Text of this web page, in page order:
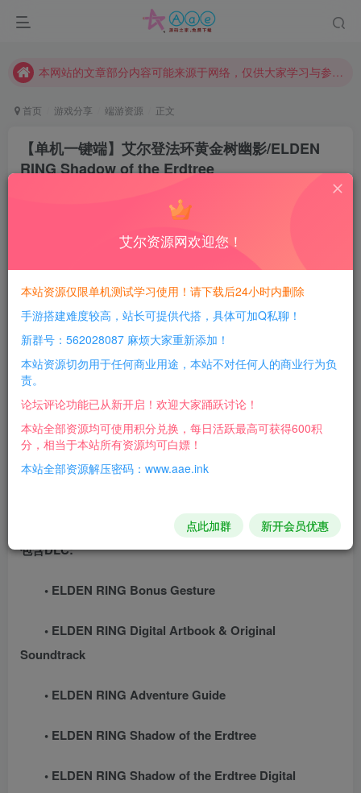
请勿相信任何评论区广告！以免上当受骗！
本站评论功能已从新开启！欢迎大家踊跃讨论！（用户每日活跃可得积分数量增加至600，加速获得更多免费资源！）
现在赞助会员享受专属折扣，详情点击此条公告。
首页 游戏分享 端游资源 正文
【单机一键端】艾尔登法环黄金树幽影/ELDEN
RING Shadow of the Erdtree
每日活跃最高可获得600积分！所有资源可以使用
积分免费兑换！
游戏介绍：
2024/10.21再次更新，增加新DLC黄金树幽影，包含全
部DLC！全部最/新同步更新！
《艾尔登法环》是一款以正统黑暗奇幻世界为舞台的动作
RPG游戏。走进辽阔的场景与地下迷宫探索未知，挑战困难
重重的险境，享受克服困境时的成就感吧。不仅如此，登场
角色之间的利害关系谱成的群像剧，更是不容错过。
v1.16联机版|容量69.1GB|官方简体中文|支持键盘.鼠标.手柄
包含DLC:
• ELDEN RING Bonus Gesture
• ELDEN RING Digital Artbook & Original
Soundtrack
• ELDEN RING Adventure Guide
• ELDEN RING Shadow of the Erdtree
• ELDEN RING Shadow of the Erdtree Digital
艾尔资源网欢迎您！
本站资源仅限单机测试学习使用！请下载后24小时内删除
手游搭建难度较高，站长可提供代搭，具体可加Q私聊！
新群号：562028087 麻烦大家重新添加！
本站资源切勿用于任何商业用途，本站不对任何人的商业行为负
责。
论坛评论功能已从新开启！欢迎大家踊跃讨论！
本站全部资源均可使用积分兑换，每日活跃最高可获得600积
分，相当于本站所有资源均可白嫖！
本站全部资源解压密码：www.aae.ink
点此加群 新开会员优惠